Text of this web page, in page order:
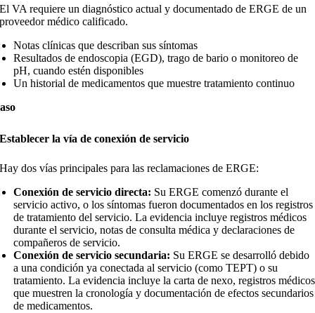
El VA requiere un diagnóstico actual y documentado de ERGE de un
proveedor médico calificado.
Notas clínicas que describan sus síntomas
Resultados de endoscopia (EGD), trago de bario o monitoreo de
pH, cuando estén disponibles
Un historial de medicamentos que muestre tratamiento continuo
Establecer la vía de conexión de servicio
Hay dos vías principales para las reclamaciones de ERGE:
Conexión de servicio directa: Su ERGE comenzó durante el
servicio activo, o los síntomas fueron documentados en los registros
de tratamiento del servicio. La evidencia incluye registros médicos
durante el servicio, notas de consulta médica y declaraciones de
compañeros de servicio.
Conexión de servicio secundaria: Su ERGE se desarrolló debido
a una condición ya conectada al servicio (como TEPT) o su
tratamiento. La evidencia incluye la carta de nexo, registros médicos
que muestren la cronología y documentación de efectos secundarios
de medicamentos.